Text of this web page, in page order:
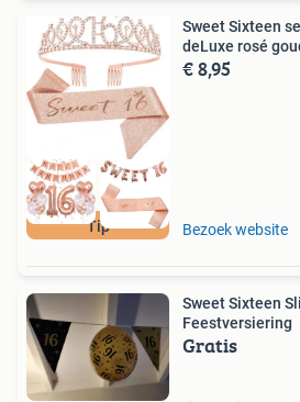
Tip
Sweet Sixteen
deLuxe rosé
€ 8,95
Bezoek website
Sweet Sixteen
Feestversiering
Gratis